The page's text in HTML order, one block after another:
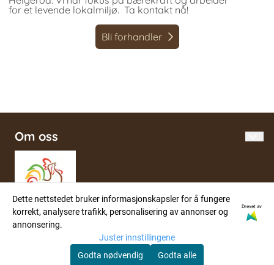
for et levende lokalmiljø. Ta kontakt nå!
Bli forhandler
Om oss
Gårdsbutikk i Helgeroa med produksjon av hudpleie,
såper, duftoljer og lys, fra naturlige råvarer. På
sommeren prydes gårdsbutikken av kortreiste
grønnsaker, lokale råvarer og unike produkter.
Informasjon
Dette nettstedet bruker informasjonskapsler for å fungere
korrekt, analysere trafikk, personalisering av annonser og
annonsering.
Drevet av
Juster innstillingene
Godta nødvendig
Godta alle